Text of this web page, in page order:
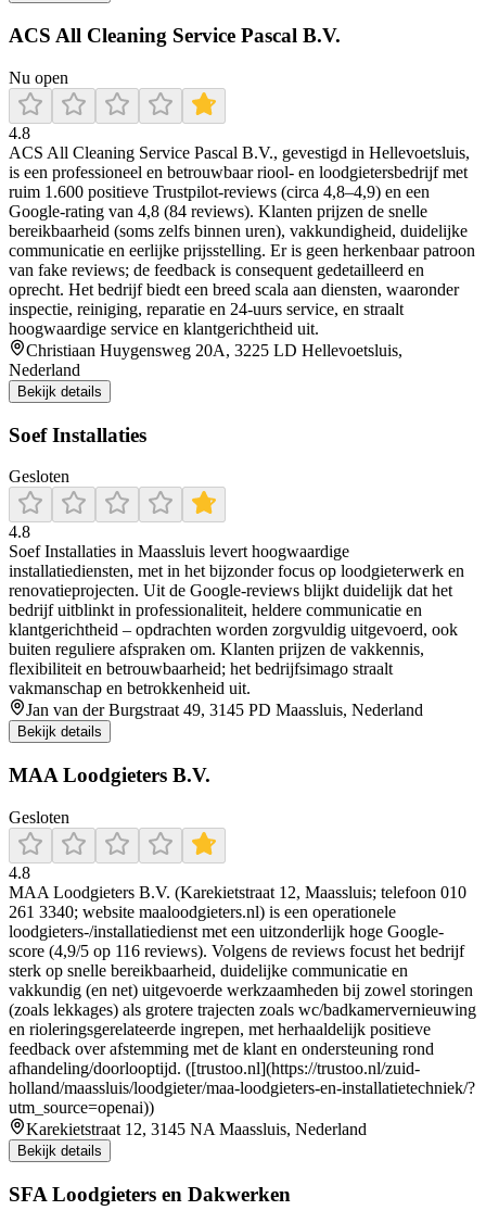
ACS All Cleaning Service Pascal B.V.
Nu open
4.8
ACS All Cleaning Service Pascal B.V., gevestigd in Hellevoetsluis,
is een professioneel en betrouwbaar riool‑ en loodgietersbedrijf met
ruim 1.600 positieve Trustpilot‑reviews (circa 4,8–4,9) en een
Google‑rating van 4,8 (84 reviews). Klanten prijzen de snelle
bereikbaarheid (soms zelfs binnen uren), vakkundigheid, duidelijke
communicatie en eerlijke prijsstelling. Er is geen herkenbaar patroon
van fake reviews; de feedback is consequent gedetailleerd en
oprecht. Het bedrijf biedt een breed scala aan diensten, waaronder
inspectie, reiniging, reparatie en 24‑uurs service, en straalt
hoogwaardige service en klantgerichtheid uit.
Christiaan Huygensweg 20A, 3225 LD Hellevoetsluis,
Nederland
Bekijk details
Soef Installaties
Gesloten
4.8
Soef Installaties in Maassluis levert hoogwaardige
installatiediensten, met in het bijzonder focus op loodgieterwerk en
renovatieprojecten. Uit de Google-reviews blijkt duidelijk dat het
bedrijf uitblinkt in professionaliteit, heldere communicatie en
klantgerichtheid – opdrachten worden zorgvuldig uitgevoerd, ook
buiten reguliere afspraken om. Klanten prijzen de vakkennis,
flexibiliteit en betrouwbaarheid; het bedrijfsimago straalt
vakmanschap en betrokkenheid uit.
Jan van der Burgstraat 49, 3145 PD Maassluis, Nederland
Bekijk details
MAA Loodgieters B.V.
Gesloten
4.8
MAA Loodgieters B.V. (Karekietstraat 12, Maassluis; telefoon 010
261 3340; website maaloodgieters.nl) is een operationele
loodgieters-/installatiedienst met een uitzonderlijk hoge Google-
score (4,9/5 op 116 reviews). Volgens de reviews focust het bedrijf
sterk op snelle bereikbaarheid, duidelijke communicatie en
vakkundig (en net) uitgevoerde werkzaamheden bij zowel storingen
(zoals lekkages) als grotere trajecten zoals wc/badkamervernieuwing
en rioleringsgerelateerde ingrepen, met herhaaldelijk positieve
feedback over afstemming met de klant en ondersteuning rond
afhandeling/doorlooptijd. ([trustoo.nl](https://trustoo.nl/zuid-
holland/maassluis/loodgieter/maa-loodgieters-en-installatietechniek/?
utm_source=openai))
Karekietstraat 12, 3145 NA Maassluis, Nederland
Bekijk details
SFA Loodgieters en Dakwerken